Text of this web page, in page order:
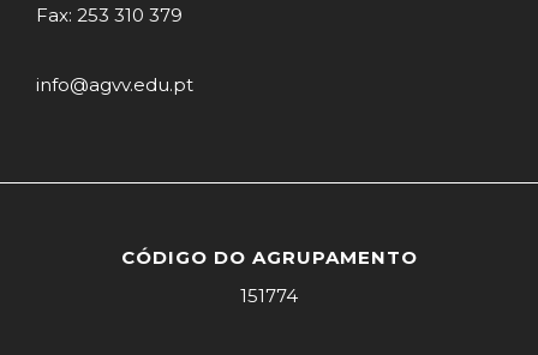
Fax: 253 310 379
info@agvv.edu.pt
CÓDIGO DO AGRUPAMENTO
151774